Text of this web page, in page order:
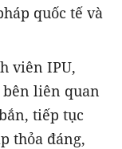
quốc tế và
viên IPU,
liên quan
tiếp tục
thỏa đáng,